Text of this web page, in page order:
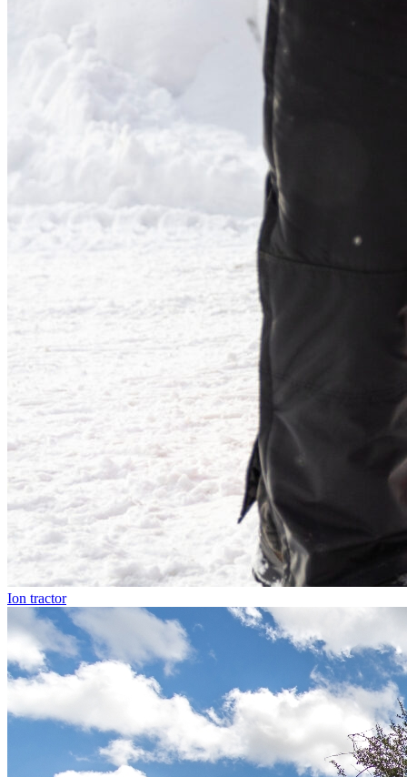
Ion tractor